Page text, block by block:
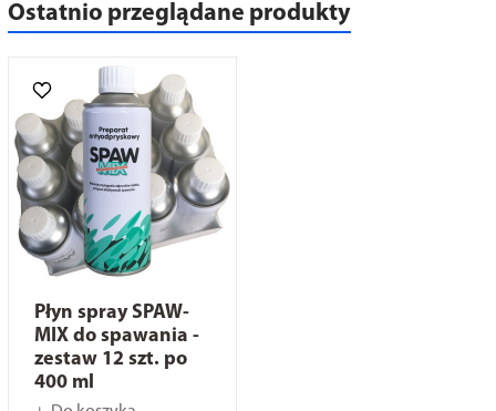
Ostatnio przeglądane produkty
Płyn spray SPAW-
MIX do spawania -
zestaw 12 szt. po
400 ml